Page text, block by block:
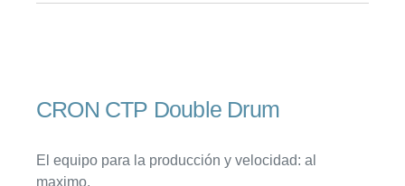
CRON CTP Double Drum
El equipo para la producción y velocidad: al
maximo.